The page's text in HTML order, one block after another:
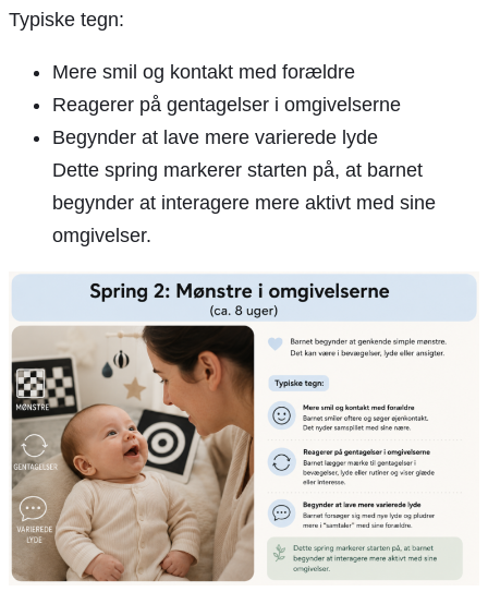
Typiske tegn:
Mere smil og kontakt med forældre
Reagerer på gentagelser i omgivelserne
Begynder at lave mere varierede lyde
Dette spring markerer starten på, at barnet
begynder at interagere mere aktivt med sine
omgivelser.